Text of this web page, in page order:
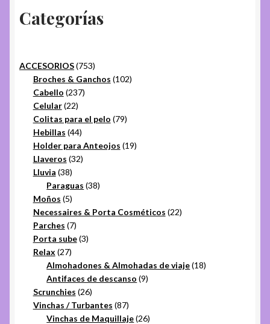
Categorías
ACCESORIOS 753753
productos
Broches & Ganchos 102102
Cabello 237237
Celular 2222
productos
Colitas para el pelo 7979
Hebillas 4444
productos
Holder para Anteojos 1919
Llaveros 3232
Lluvia 3838
productos
Paraguas 3838
Moños 55
productos
Necessaires & Porta Cosméticos 2222
Parches 77
productos
Porta sube 33
Relax 2727
productos
Almohadones & Almohadas de viaje 1818
Antifaces de descanso 99
Scrunchies 2626
productos
Vinchas / Turbantes 8787
productos
Vinchas de Maquillaje 2626